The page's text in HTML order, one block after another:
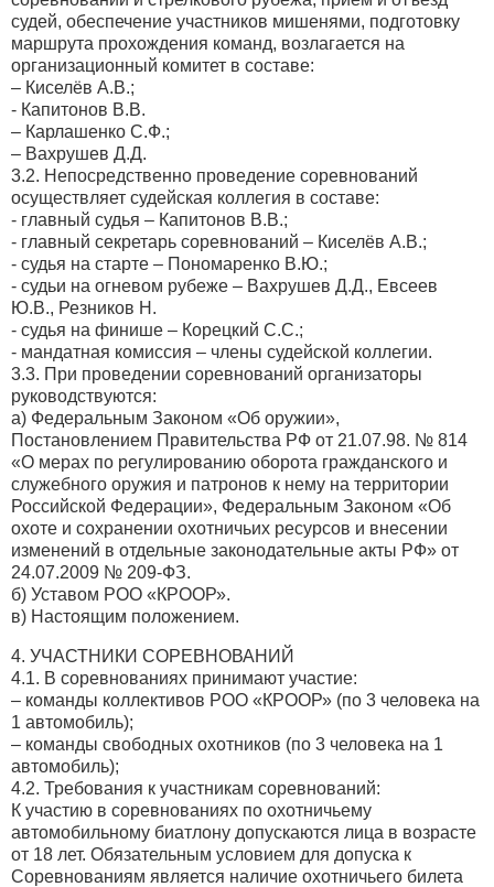
судей, обеспечение участников мишенями, подготовку
маршрута прохождения команд, возлагается на
организационный комитет в составе:
– Киселёв А.В.;
- Капитонов В.В.
– Карлашенко С.Ф.;
– Вахрушев Д.Д.
3.2. Непосредственно проведение соревнований
осуществляет судейская коллегия в составе:
- главный судья – Капитонов В.В.;
- главный секретарь соревнований – Киселёв А.В.;
- судья на старте – Пономаренко В.Ю.;
- судьи на огневом рубеже – Вахрушев Д.Д., Евсеев
Ю.В., Резников Н.
- судья на финише – Корецкий С.С.;
- мандатная комиссия – члены судейской коллегии.
3.3. При проведении соревнований организаторы
руководствуются:
а) Федеральным Законом «Об оружии»,
Постановлением Правительства РФ от 21.07.98. № 814
«О мерах по регулированию оборота гражданского и
служебного оружия и патронов к нему на территории
Российской Федерации», Федеральным Законом «Об
охоте и сохранении охотничьих ресурсов и внесении
изменений в отдельные законодательные акты РФ» от
24.07.2009 № 209-ФЗ.
б) Уставом РОО «КРООР».
в) Настоящим положением.
4. УЧАСТНИКИ СОРЕВНОВАНИЙ
4.1. В соревнованиях принимают участие:
– команды коллективов РОО «КРООР» (по 3 человека на
1 автомобиль);
– команды свободных охотников (по 3 человека на 1
автомобиль);
4.2. Требования к участникам соревнований:
К участию в соревнованиях по охотничьему
автомобильному биатлону допускаются лица в возрасте
от 18 лет. Обязательным условием для допуска к
Соревнованиям является наличие охотничьего билета